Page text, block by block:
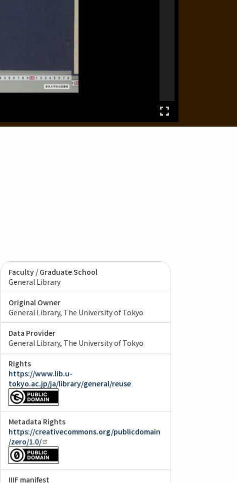
Faculty / Graduate School
General Library
Original Owner
General Library, The University of Tokyo
Data Provider
General Library, The University of Tokyo
Rights
https://www.lib.u-
tokyo.ac.jp/ja/library/general/reuse
Metadata Rights
https://creativecommons.org/publicdomain
/zero/1.0/
IIIF manifest